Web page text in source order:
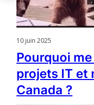
10 juin 2025
Pourquoi
projets IT et
Canada ?